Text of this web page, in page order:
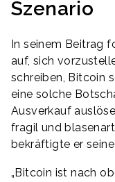
Szenario
In seinem Beitrag
auf, sich
schreiben, Bitcoin
eine solche
Ausverkauf
fragil und
bekräftigte er
„Bitcoin ist nach